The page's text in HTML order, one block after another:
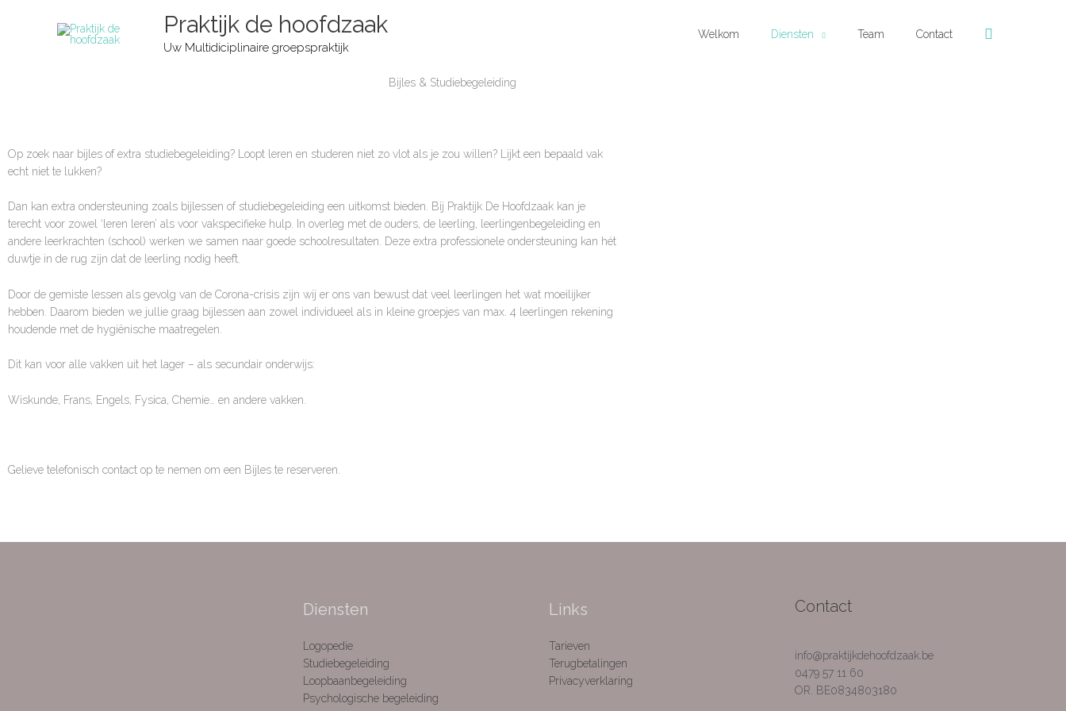
Praktijk de hoofdzaak
Uw Multidiciplinaire groepspraktijk
Welkom Diensten Team Contact Zoeken
Bijles & Studiebegeleiding
Op zoek naar bijles of extra studiebegeleiding? Loopt leren en studeren niet zo vlot als je zou willen? Lijkt een bepaald vak
echt niet te lukken?
Dan kan extra ondersteuning zoals bijlessen of studiebegeleiding een uitkomst bieden. Bij Praktijk De Hoofdzaak kan je
terecht voor zowel ‘leren leren’ als voor vakspecifieke hulp. In overleg met de ouders, de leerling, leerlingenbegeleiding en
andere leerkrachten (school) werken we samen naar goede schoolresultaten. Deze extra professionele ondersteuning kan hét
duwtje in de rug zijn dat de leerling nodig heeft.
Door de gemiste lessen als gevolg van de Corona-crisis zijn wij er ons van bewust dat veel leerlingen het wat moeilijker
hebben. Daarom bieden we jullie graag bijlessen aan zowel individueel als in kleine groepjes van max. 4 leerlingen rekening
houdende met de hygiënische maatregelen.
Dit kan voor alle vakken uit het lager – als secundair onderwijs:
Wiskunde, Frans, Engels, Fysica, Chemie… en andere vakken.
Gelieve telefonisch contact op te nemen om een Bijles te reserveren.
Diensten
Logopedie
Studiebegeleiding
Loopbaanbegeleiding
Psychologische begeleiding
Links
Tarieven
Terugbetalingen
Privacyverklaring
Contact
info@praktijkdehoofdzaak.be
0479 57 11 60
OR. BE0834803180